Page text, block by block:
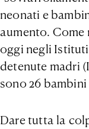
neonati e
aumento.
oggi negli
detenute madri
sono 26 bambini
Dare tutta la